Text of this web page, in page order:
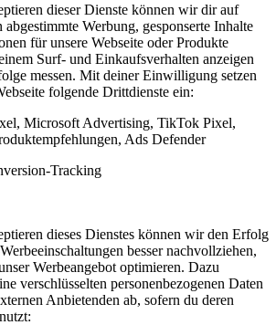
dieser Dienste können wir dir auf
abgestimmte Werbung, gesponserte Inhalte
für unsere Webseite oder Produkte
Surf- und Einkaufsverhalten anzeigen
messen. Mit deiner Einwilligung setzen
folgende Drittdienste ein:
Microsoft Advertising, TikTok Pixel,
Ads Defender
Tracking
dieses Dienstes können wir den Erfolg
besser nachvollziehen,
Werbeangebot optimieren. Dazu
verschlüsselten personenbezogenen Daten
Anbietenden ab, sofern du deren